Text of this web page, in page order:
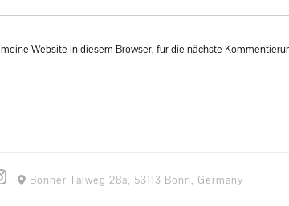
Website in diesem Browser, für die nächste
Bonner Talweg 28a, 53113 Bonn, Germany